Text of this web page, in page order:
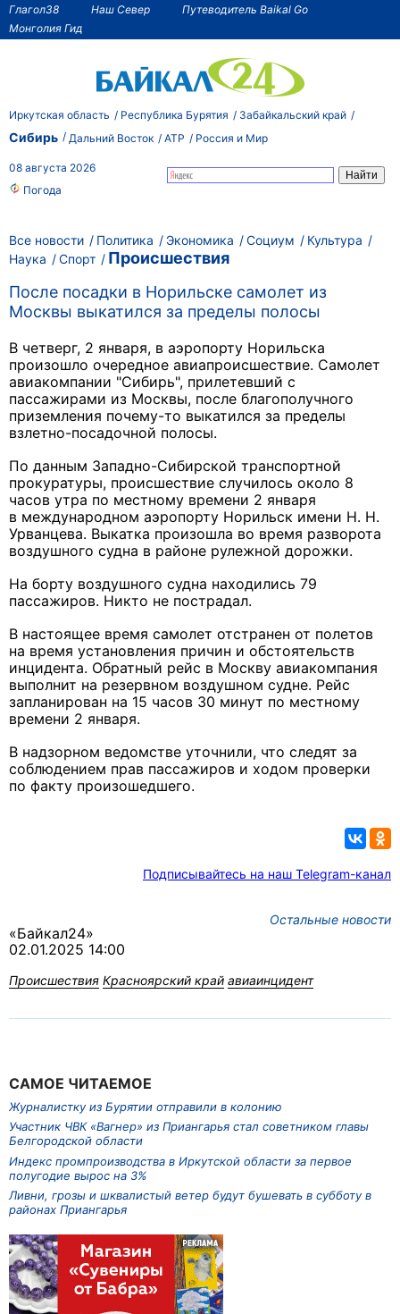
Глагол38 Наш Север
Путеводитель Baikal Go
Монголия Гид
Иркутская область Республика Бурятия Забайкальский край
Сибирь Дальний Восток АТР Россия и Мир
08 августа 2026
Погода
Все новости Политика Экономика Социум
Культура
Наука
Спорт
Происшествия
После посадки в Норильске самолет из
Москвы выкатился за пределы полосы
В четверг, 2 января, в аэропорту Норильска
произошло очередное авиапроисшествие. Самолет
авиакомпании "Сибирь", прилетевший с
пассажирами из Москвы, после благополучного
приземления почему-то выкатился за пределы
взлетно-посадочной полосы.
По данным Западно-Сибирской транспортной
прокуратуры, происшествие случилось около 8
часов утра по местному времени 2 января
в международном аэропорту Норильск имени Н. Н.
Урванцева. Выкатка произошла во время разворота
воздушного судна в районе рулежной дорожки.
На борту воздушного судна находились 79
пассажиров. Никто не пострадал.
В настоящее время самолет отстранен от полетов
на время установления причин и обстоятельств
инцидента. Обратный рейс в Москву авиакомпания
выполнит на резервном воздушном судне. Рейс
запланирован на 15 часов 30 минут по местному
времени 2 января.
В надзорном ведомстве уточнили, что следят за
соблюдением прав пассажиров и ходом проверки
по факту произошедшего.
Подписывайтесь на наш Telegram-канал
Остальные новости
«Байкал24»
02.01.2025 14:00
Происшествия Красноярский край авиаинцидент
САМОЕ ЧИТАЕМОЕ
Журналистку из Бурятии отправили в колонию
Участник ЧВК «Вагнер» из Приангарья стал советником главы
Белгородской области
Индекс промпроизводства в Иркутской области за первое
полугодие вырос на 3%
Ливни, грозы и шквалистый ветер будут бушевать в субботу в
районах Приангарья